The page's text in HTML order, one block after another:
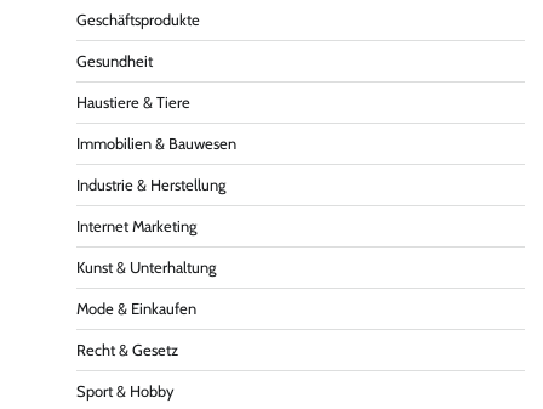
Geschäftsprodukte
Gesundheit
Haustiere & Tiere
Immobilien & Bauwesen
Industrie & Herstellung
Internet Marketing
Kunst & Unterhaltung
Mode & Einkaufen
Recht & Gesetz
Sport & Hobby